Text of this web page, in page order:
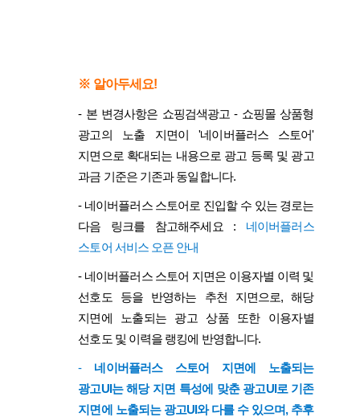
※ 알아두세요!
- 본 변경사항은 쇼핑검색광고 - 쇼핑몰 상품형
광고의 노출 지면이 '네이버플러스 스토어'
지면으로 확대되는 내용으로 광고 등록 및 광고
과금 기준은 기존과 동일합니다.
- 네이버플러스 스토어로 진입할 수 있는 경로는
다음 링크를 참고해주세요 : 네이버플러스
스토어 서비스 오픈 안내
- 네이버플러스 스토어 지면은 이용자별 이력 및
선호도 등을 반영하는 추천 지면으로, 해당
지면에 노출되는 광고 상품 또한 이용자별
선호도 및 이력을 랭킹에 반영합니다.
-
네이버플러스 스토어 지면에 노출되는
광고UI는 해당 지면 특성에 맞춘 광고UI로 기존
지면에 노출되는 광고UI와 다를 수 있으며, 추후